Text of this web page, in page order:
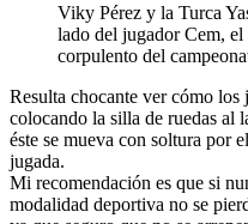
Viky Pérez y la Turca
lado del jugador Cem, el
corpulento del
Resulta chocante ver cómo los
colocando la silla de ruedas al
éste se mueva con soltura por
jugada.
Mi recomendación es que si
modalidad deportiva no se